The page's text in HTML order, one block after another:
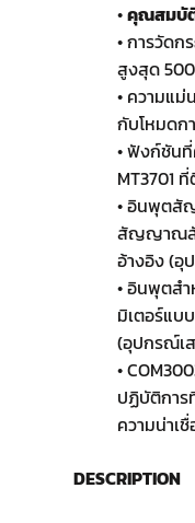
•คุณสมบั
• การวัดก
สูงสุด
• ความแม่
กับโหมดก
• ฟังก์ชัน
MT3701
• อินพุตสั
สัญญาณสั
อ้างอิง (อุ
• อินพุตส
มิเตอร์แบ
(อุปกรณ์เ
•
ปฏิบัติการ
ความน่าเ
DESCRIPTION